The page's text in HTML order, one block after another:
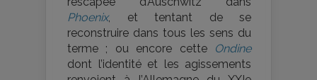
Phoenix, et tentant de se
reconstruire dans tous les sens du
terme ; ou encore cette
Ondine
dont l’identité et les agissements